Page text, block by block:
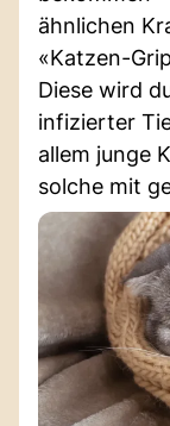
ähnlichen
«Katzen-
Diese wird
infizierter
allem junge
solche mit